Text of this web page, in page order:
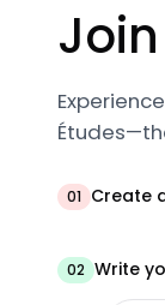
01 Create
02 Write